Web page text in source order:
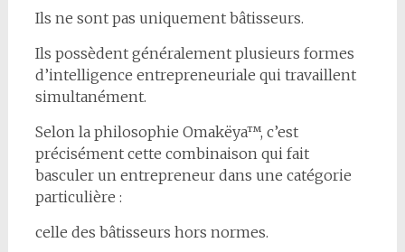
Ils ne sont pas uniquement bâtisseurs.
Ils possèdent généralement plusieurs formes
d’intelligence entrepreneuriale qui travaillent
simultanément.
Selon la philosophie Omakëya™, c’est
précisément cette combinaison qui fait
basculer un entrepreneur dans une catégorie
particulière :
celle des bâtisseurs hors normes.